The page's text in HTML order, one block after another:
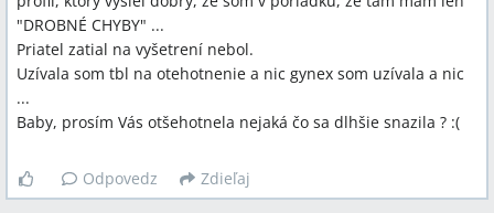
"DROBNÉ CHYBY" ...
Priatel zatial na vyšetrení nebol.
Uzívala som tbl na otehotnenie a nic gynex som uzívala a nic
...
Baby, prosím Vás otšehotnela nejaká čo sa dlhšie snazila ? :(
Odpovedz Zdieľaj